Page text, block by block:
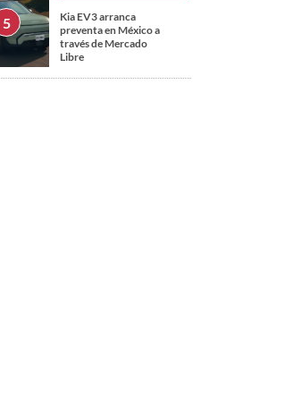
Kia EV3 arranca
preventa en México a
través de Mercado
Libre